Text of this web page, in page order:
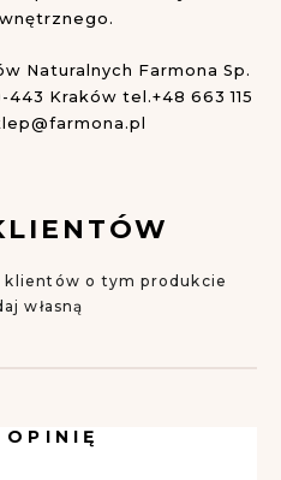
Naturalnych Farmona Sp.
443 Kraków tel.+48 663 115
klientów o tym produkcie
własną